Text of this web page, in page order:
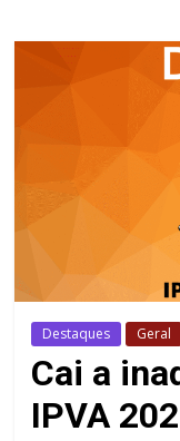
Destaques Geral
Cai a
IPVA